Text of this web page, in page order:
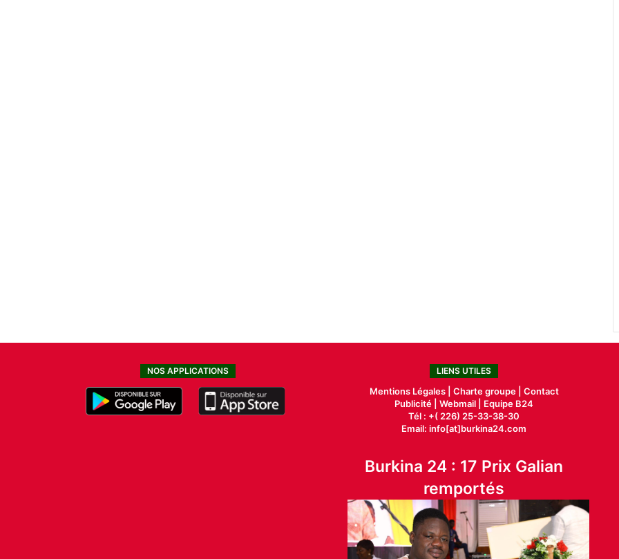
NOS APPLICATIONS LIENS UTILES
Mentions Légales | Charte groupe | Contact
Publicité |Webmail |
Equipe B24
Tél : +( 226) 25-33-38-30
Email: info[at]burkina24.com
Burkina 24 : 17 Prix Galian
remportés